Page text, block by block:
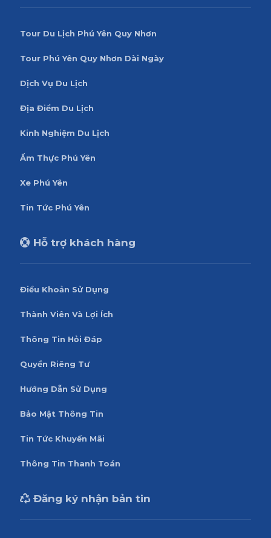
Tour Du Lịch Phú Yên Quy Nhơn
Tour Phú Yên Quy Nhơn Dài Ngày
Dịch Vụ Du Lịch
Địa Điểm Du Lịch
Kinh Nghiệm Du Lịch
Ẩm Thực Phú Yên
Xe Phú Yên
Tin Tức Phú Yên
Hỗ trợ khách hàng
Điều Khoản Sử Dụng
Thành Viên Và Lợi Ích
Thông Tin Hỏi Đáp
Quyền Riêng Tư
Hướng Dẫn Sử Dụng
Bảo Mật Thông Tin
Tin Tức Khuyến Mãi
Thông Tin Thanh Toán
Đăng ký nhận bản tin